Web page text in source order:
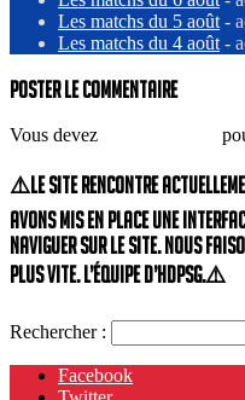
Les matchs du 5 août -
Les matchs du 4 août -
Poster le commentaire
Vous devez
⚠️Le site rencontre
avons mis en place une
naviguer sur le site. Nous
plus vite. L’équipe d’HdPSG.⚠️
Rechercher :
Facebook